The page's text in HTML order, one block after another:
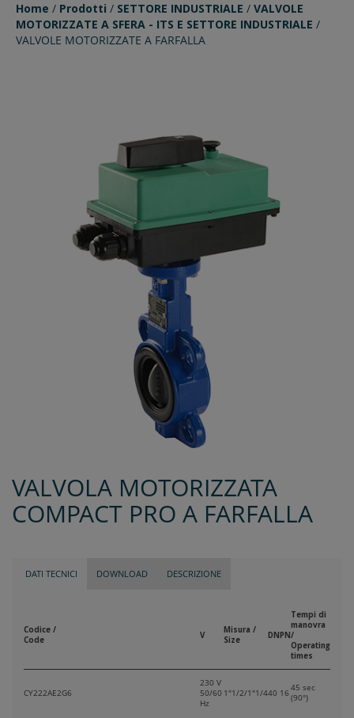
Home / Prodotti / SETTORE INDUSTRIALE / VALVOLE
MOTORIZZATE A SFERA - ITS E SETTORE INDUSTRIALE /
VALVOLE MOTORIZZATE A FARFALLA
VALVOLA MOTORIZZATA
COMPACT PRO A FARFALLA
DATI TECNICI DOWNLOAD DESCRIZIONE
Codice /
Code
V
Misura /
Size
DN PN
Tempi di
manovra
/
Operating
times
CY222AE2G6
230 V
50/60
Hz
1"1/2/1"1/440 16
45 sec
(90°)